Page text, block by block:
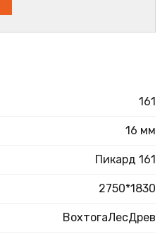
161
16 мм
Пикард 161
2750*1830
ВохтогаЛесДрев